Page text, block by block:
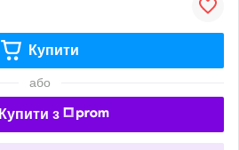
Купити
або
Купити з